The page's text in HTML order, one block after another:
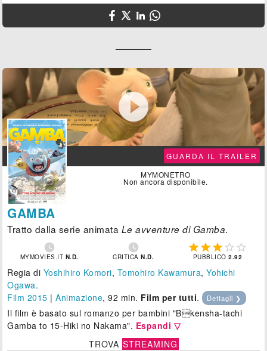

GUARDA IL TRAILER
MYMONETRO
Non ancora disponibile.
GAMBA
Tratto dalla serie animata Le avventure di Gamba.

MYMOVIES.IT N.D.

CRITICAN.D.
    
PUBBLICO2.92
Regia di Yoshihiro Komori, Tomohiro Kawamura,Yohichi
Ogawa.
Film 2015 |Animazione, 92 min. Film per tutti. Dettagli ❯
Il film è basato sul romanzo per bambini "Bkensha-tachi
Gamba to 15-Hiki no Nakama". Espandi ▽
TROVA STREAMING